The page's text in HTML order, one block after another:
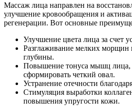
Массаж лица направлен на
улучшение кровообращения и
регенерации. Вот основные
Улучшение цвета лица за счет
Разглаживание мелких
глубины.
Повышение тонуса мышц лица,
сформировать четкий овал.
Устранение отечности
Стимуляция выработки
повышения упругости кожи.